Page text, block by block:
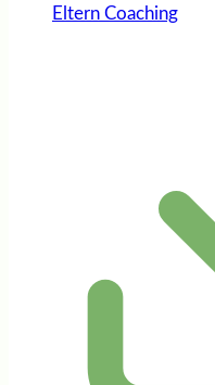
Eltern Coaching